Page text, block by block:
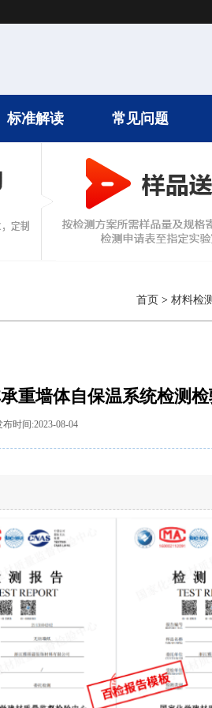
标准解读 常见问题
首页 > 材料检
重墙体自保温系统检测
布时间:2023-08-04